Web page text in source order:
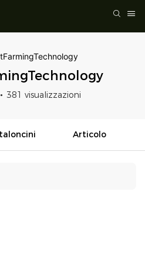
381 visualizzazioni
Articolo